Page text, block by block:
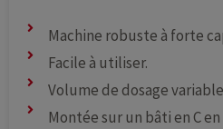
Machine robuste à forte
Facile à utiliser.
Volume de dosage
Montée sur un bâti en C